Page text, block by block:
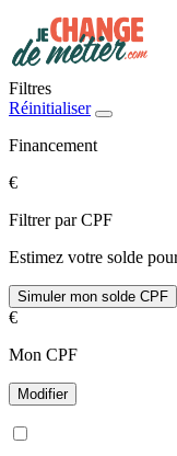
Filtres
Réinitialiser
Financement
€
Filtrer par CPF
Estimez votre solde
Simuler mon solde CPF
€
Mon CPF
Modifier